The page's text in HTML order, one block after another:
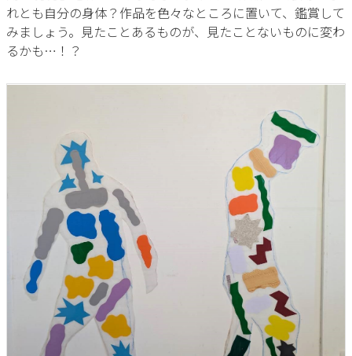
れとも自分の身体？作品を色々なところに置いて、鑑賞して
みましょう。見たことあるものが、見たことないものに変わ
るかも…！？